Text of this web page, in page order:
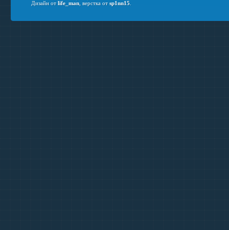
Дизайн отlife_man, верстка отsp1nn15.